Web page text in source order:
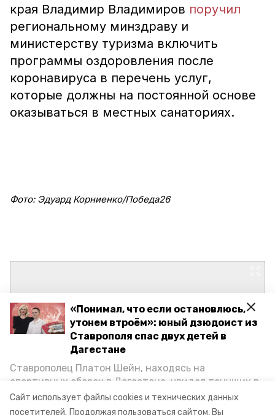
Сайт использует файлы cookies и технических данных
посетителей. Продолжая пользоваться сайтом, Вы
«Понимал, что если остановлюсь,
утонем втроём»: юный дзюдоист из
Ставрополя спас двух детей в
Дагестане
Ставрополец Платон Шейн, находясь на
спортивных сборах в Дегестане, увидел тонущих в
Каспийском море детей и бросился на помощь. По
возвращении домой, отважного мальчика
края Владимир Владимиров поручил
региональному минздраву и
министерству туризма включить
программы оздоровления после
коронавируса в перечень услуг,
которые должны на постоянной основе
оказываться в местных санаториях.
Фото: Эдуард Корниенко/Победа26